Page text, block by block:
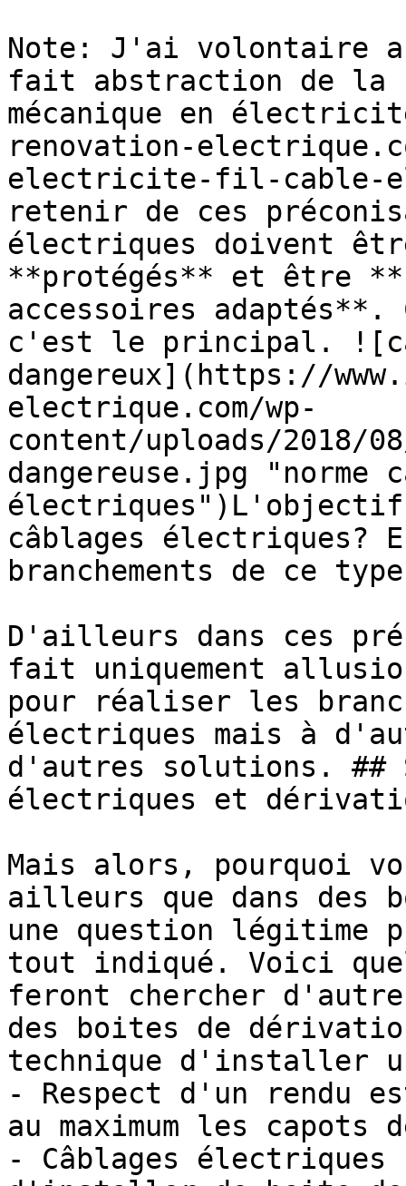
Note: J'ai volontaire
fait abstraction de la
mécanique en
renovation-
electricite-fil-cable-
retenir de ces
électriques doivent
**protégés** et être
accessoires adaptés**.
c'est le principal.
dangereux](https://
electrique.com/wp-
content/uploads/2018/
dangereuse.jpg "norme
électriques")L'objectif
câblages électriques?
branchements de ce type
D'ailleurs dans ces
fait uniquement
pour réaliser les
électriques mais à
d'autres solutions. ##
électriques et
Mais alors, pourquoi
ailleurs que dans des
une question légitime
tout indiqué. Voici
feront chercher
des boites de
technique d'installer
- Respect d'un rendu
au maximum les
- Câblages électriques